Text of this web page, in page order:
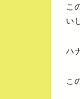
こ
い
ハ
こ